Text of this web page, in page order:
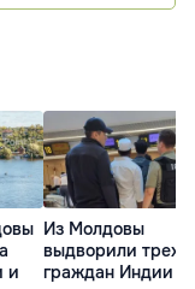
и
Из Молдовы
выдворили трех
граждан Индии за